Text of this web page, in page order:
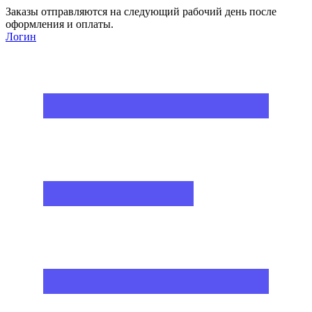
Заказы отправляются на следующий рабочий день после
оформления и оплаты.
Логин